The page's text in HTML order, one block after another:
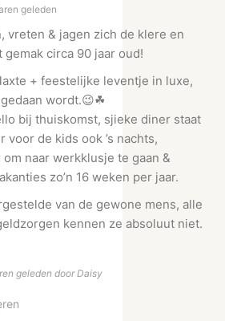
geleden
vreten & jagen zich de klere en
circa 90 jaar oud!
+ feestelijke leventje in luxe,
wordt.😉☘
bij thuiskomst, sjieke diner staat
voor de kids ook ’s nachts,
naar werkklusje te gaan &
zo’n 16 weken per jaar.
van de gewone mens, alle
kennen ze absoluut niet.
geleden door Daisy